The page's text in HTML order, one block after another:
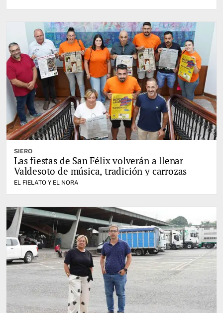
SIERO
Las fiestas de San Félix volverán a llenar
Valdesoto de música, tradición y carrozas
EL FIELATO Y EL NORA